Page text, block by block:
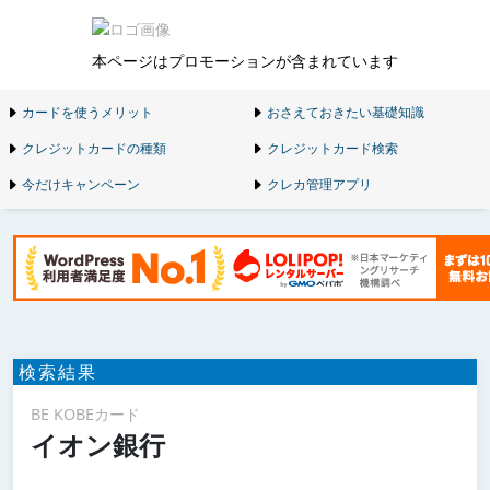
本ページはプロモーションが含まれています
カードを使うメリット
おさえておきたい基礎知識
クレジットカードの種類
クレジットカード検索
今だけキャンペーン
クレカ管理アプリ
検索結果
BE KOBEカード
イオン銀行